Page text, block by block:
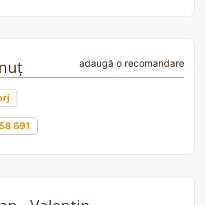
adaugă o recomandare
691